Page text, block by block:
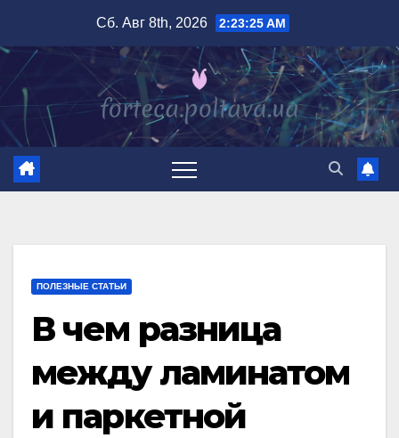
содержимому
Сб. Авг 8th, 2026 2:23:26 AM
ПОЛЕЗНЫЕ СТАТЬИ
В чем разница
между ламинатом
и паркетной